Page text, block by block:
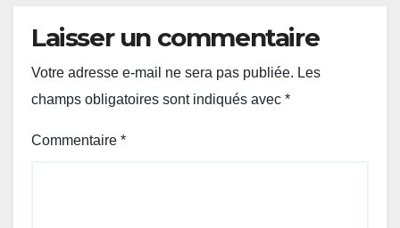
Laisser un commentaire
Votre adresse e-mail ne sera pas publiée. Les
champs obligatoires sont indiqués avec *
Commentaire *